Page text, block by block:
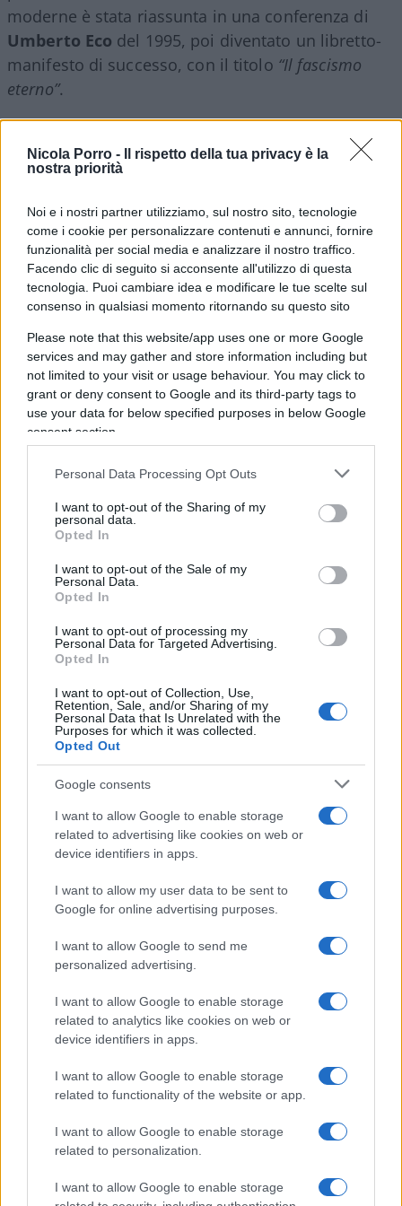
Nicola Porro -
Il rispetto della tua privacy è la
nostra priorità
Noi e i nostri partner utilizziamo, sul nostro sito, tecnologie
come i cookie per personalizzare contenuti e annunci, fornire
funzionalità per social media e analizzare il nostro traffico.
Facendo clic di seguito si acconsente all'utilizzo di questa
tecnologia. Puoi cambiare idea e modificare le tue scelte sul
consenso in qualsiasi momento ritornando su questo sito
Please note that this website/app uses one or more Google
services and may gather and store information including but
not limited to your visit or usage behaviour. You may click to
grant or deny consent to Google and its third-party tags to
use your data for below specified purposes in below Google
consent section.
Personal Data Processing Opt Outs
I want to opt-out of the Sharing of my
personal data.
Opted In
I want to opt-out of the Sale of my
Personal Data.
Opted In
I want to opt-out of processing my
Personal Data for Targeted Advertising.
Opted In
I want to opt-out of Collection, Use,
Retention, Sale, and/or Sharing of my
Personal Data that Is Unrelated with the
Purposes for which it was collected.
Opted Out
Google consents
I want to allow Google to enable storage
related to advertising like cookies on web or
device identifiers in apps.
I want to allow my user data to be sent to
Google for online advertising purposes.
I want to allow Google to send me
personalized advertising.
I want to allow Google to enable storage
related to analytics like cookies on web or
device identifiers in apps.
I want to allow Google to enable storage
related to functionality of the website or app.
I want to allow Google to enable storage
related to personalization.
I want to allow Google to enable storage
moderne è stata riassunta in una conferenza di
Umberto Eco del 1995, poi diventato un libretto-
manifesto di successo, con il titolo “Il fascismo
eterno”.
Ci siamo già occupati
della vacuità di questo
talmente vaghi da essere applicabili per qualsiasi
cosa e quindi nulli, ma è nei fatti solouno
strumento per “fascistizzare” arbitrariamente
la destra, per far emergere una superiorità etica
autocertificata e per legittimare il proprio potere.
Antifascisti per la
discriminazione di Stato
Ciò ci che preme mettere in evidenza, soprattutto
anni, è che gli “antifascisti” che oggi combattono
contro un regime che esiste solo nella loro
limitata fantasia, sono gli stessi che hanno
restrizioni, chiusure,
Green Pass
e obblighi
vaccinali.
Stavano in prima fila quando si dovevano
criminalizzare i non vaccinati, quando a milioni
di italiani è stato impedito di lavorare e di avere
una vita sociale. Tifavano per una restrizione della
libertà individuale e d’impresa (imprese fallite per
la cattiva gestione dell’emergenza
).
Gli antifascisti richiedevano a gran voce una
discriminazione di Statosulla base di un
farmaco sperimentale che oggi la stessa
ammette non essere in grado di prevenire il
contagio, facendo decadere la logica alla base del
Porro prendevano posizioni nettamente contrarie
a misure illiberali come quella del certificato
Sinistra collettivista
La sinistra, nonostante il formale superamento del
comunismo, ha conservato alcunitratti del